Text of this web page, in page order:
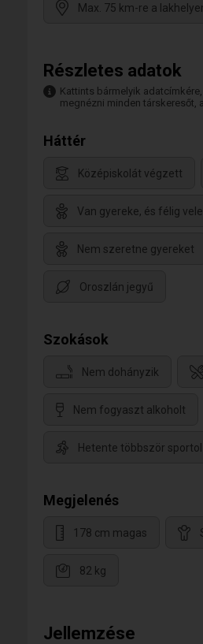
Max. 75 km-re a
Részletes adatok
Kattints bármelyik
megnézni minden társkeresőt,
Háttér
Középiskolát végzett
Van gyereke, és félig vele
Nem szeretne gyereket
Oroszlán jegyű
Szokások
Nem dohányzik
Nem fogyaszt alkoholt
Hetente többször sportol
Megjelenés
178 cm magas
82 kg
Jellemzése